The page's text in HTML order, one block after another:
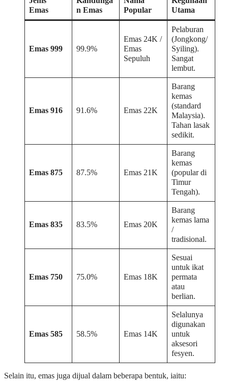
Emas
n Emas
Popular
Utama
Emas 999 99.9%
Emas 24K /
Emas
Sepuluh
Pelaburan
(Jongkong/
Syiling).
Sangat
lembut.
Emas 916 91.6% Emas 22K
Barang
kemas
(standard
Malaysia).
Tahan lasak
sedikit.
Emas 875 87.5% Emas 21K
Barang
kemas
(popular di
Timur
Tengah).
Emas 835 83.5% Emas 20K
Barang
kemas lama
/
tradisional.
Emas 750 75.0% Emas 18K
Sesuai
untuk ikat
permata
atau
berlian.
Emas 585 58.5% Emas 14K
Selalunya
digunakan
untuk
aksesori
fesyen.
Selain itu, emas juga dijual dalam beberapa bentuk, iaitu: